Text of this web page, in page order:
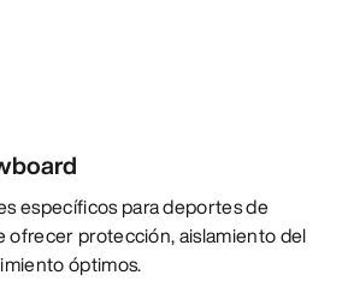
específicos para deportes de
ofrecer protección, aislamiento del
óptimos.